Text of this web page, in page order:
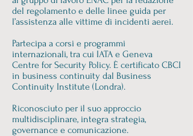
del regolamento e delle linee guida per
l’assistenza alle vittime di incidenti aerei.
Partecipa a corsi e programmi
internazionali, tra cui IATA e Geneva
Centre for Security Policy. È certificato CBCI
in business continuity dal Business
Continuity Institute (Londra).
Riconosciuto per il suo approccio
multidisciplinare, integra strategia,
governance e comunicazione.